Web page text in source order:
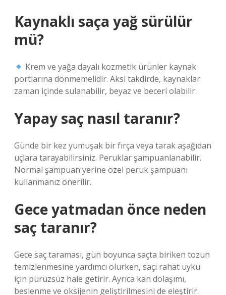
Kaynaklı saça yağ sürülür
mü?
Krem ve yağa dayalı kozmetik ürünler kaynak
portlarına dönmemelidir. Aksi takdirde, kaynaklar
zaman içinde sulanabilir, beyaz ve beceri olabilir.
Yapay saç nasıl taranır?
Günde bir kez yumuşak bir fırça veya tarak aşağıdan
uçlara tarayabilirsiniz. Peruklar şampuanlanabilir.
Normal şampuan yerine özel peruk şampuanı
kullanmanız önerilir.
Gece yatmadan önce neden
saç taranır?
Gece saç taraması, gün boyunca saçta biriken tozun
temizlenmesine yardımcı olurken, saçı rahat uyku
için pürüzsüz hale getirir. Ayrıca kan dolaşımı,
beslenme ve oksijenin geliştirilmesini de eleştirir.